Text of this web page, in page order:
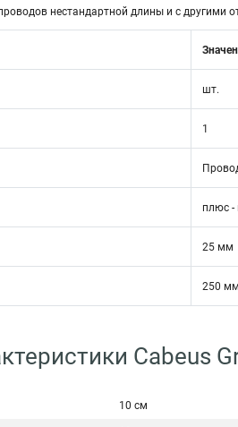
нестандартной длины и с другими
шт.
1
плюс -
25 мм
250 мм
Cabeus
10 см